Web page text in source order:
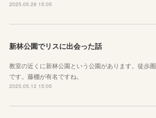
2025.05.26 15:05
新林公園でリスに出会った話
教室の近くに新林公園という公園があります。徒歩圏
です。藤棚が有名ですね。
2025.05.12 15:05